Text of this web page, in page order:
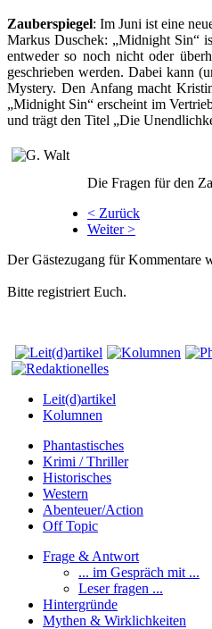
Zauberspiegel: Im Juni ist eine
Markus Duschek: „Midnight Sin“
entweder so noch nicht oder
geschrieben werden. Dabei kann
Mystery. Den Anfang macht
„Midnight Sin“ erscheint im
und trägt den Titel „Die
Die Fragen für den
< Zurück
Weiter >
Der Gästezugang für Kommentare
Bitte registriert Euch.
Leit(d)artikel
Kolumnen
Phantastisches
Krimi / Thriller
Historisches
Western
Abenteuer/Action
Off Topic
Frage & Antwort
... im Gespräch mit ...
Leser fragen ...
Hintergründe
Mythen & Wirklichkeiten